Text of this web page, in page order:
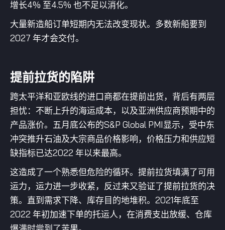
增长4% 至4.5% 也不足以消化。
大量新造船订单短期内无法改变现状。多数新船要到
2027 年才会交付。
提前拉货的陷阱
跨太平洋和亚欧线的进口商都在提前出货，背后有两层
担忧：不断上升的海运成本，以及亚洲供应商预期中的
产品涨价。五月底公布的S&P Global PMI显示，受中东
冲突推升石油及大宗商品价格影响，价格压力和供应短
缺指标已达2022 年以来最高。
这造成了一个熟悉但危险的循环。提前拉货填满了可用
运力，运力进一步收紧，反过来又验证了提前拉货的决
策。直到需求下降、库存目的地堆积。2021年底至
2022 年初加速下单的托运人，在消费支出放缓、仓库